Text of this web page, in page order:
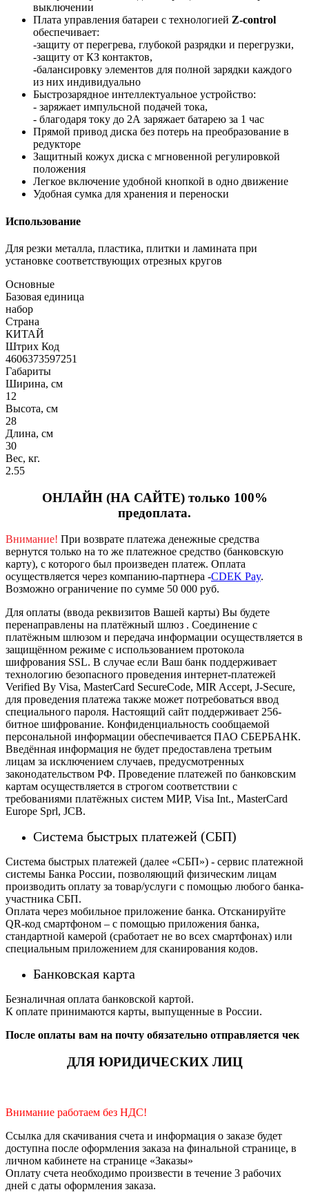
выключении
Плата управления батареи с технологией Z-control
обеспечивает:
-защиту от перегрева, глубокой разрядки и перегрузки,
-защиту от КЗ контактов,
-балансировку элементов для полной зарядки каждого
из них индивидуально
Быстрозарядное интеллектуальное устройство:
- заряжает импульсной подачей тока,
- благодаря току до 2А заряжает батарею за 1 час
Прямой привод диска без потерь на преобразование в
редукторе
Защитный кожух диска с мгновенной регулировкой
положения
Легкое включение удобной кнопкой в одно движение
Удобная сумка для хранения и переноски
Использование
Для резки металла, пластика, плитки и ламината при
установке соответствующих отрезных кругов
Основные
Базовая единица
набор
Страна
КИТАЙ
Штрих Код
4606373597251
Габариты
Ширина, см
12
Высота, см
28
Длина, см
30
Вес, кг.
2.55
ОНЛАЙН (НА САЙТЕ) только 100%
предоплата.
Внимание! При возврате платежа денежные средства
вернутся только на то же платежное средство (банковскую
карту), с которого был произведен платеж. Оплата
осуществляется через компанию-партнера -CDEK Pay.
Возможно ограничение по сумме 50 000 руб.
Для оплаты (ввода реквизитов Вашей карты) Вы будете
перенаправлены на платёжный шлюз . Соединение с
платёжным шлюзом и передача информации осуществляется в
защищённом режиме с использованием протокола
шифрования SSL. В случае если Ваш банк поддерживает
технологию безопасного проведения интернет-платежей
Verified By Visa, MasterCard SecureCode, MIR Accept, J-Secure,
для проведения платежа также может потребоваться ввод
специального пароля. Настоящий сайт поддерживает 256-
битное шифрование. Конфиденциальность сообщаемой
персональной информации обеспечивается ПАО СБЕРБАНК.
Введённая информация не будет предоставлена третьим
лицам за исключением случаев, предусмотренных
законодательством РФ. Проведение платежей по банковским
картам осуществляется в строгом соответствии с
требованиями платёжных систем МИР, Visa Int., MasterCard
Europe Sprl, JCB.
Система быстрых платежей (СБП)
Система быстрых платежей (далее «СБП») - сервис платежной
системы Банка России, позволяющий физическим лицам
производить оплату за товар/услуги с помощью любого банка-
участника СБП.
Оплата через мобильное приложение банка. Отсканируйте
QR-код смартфоном – с помощью приложения банка,
стандартной камерой (сработает не во всех смартфонах) или
специальным приложением для сканирования кодов.
Банковская карта
Безналичная оплата банковской картой.
К оплате принимаются карты, выпущенные в России.
После оплаты вам на почту обязательно отправляется чек
ДЛЯ ЮРИДИЧЕСКИХ ЛИЦ
Внимание работаем без НДС!
Ссылка для скачивания счета и информация о заказе будет
доступна после оформления заказа на финальной странице, в
личном кабинете на странице «Заказы»
Оплату счета необходимо произвести в течение 3 рабочих
дней с даты оформления заказа.